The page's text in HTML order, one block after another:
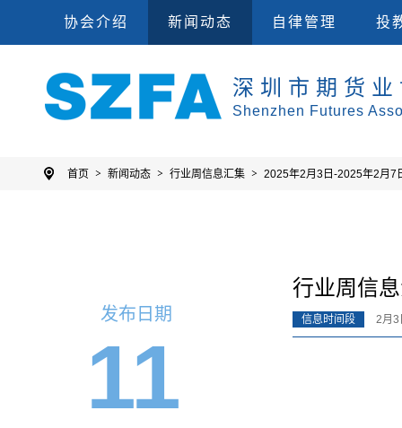
协会介绍
新闻动态
自律管理
投
深圳市期货
Shenzhen Futures
首页 新闻动态 行业周信息汇集 2025年2月3日-2025年2月7
发布日期
11
行业周信
信息时间段 2月3